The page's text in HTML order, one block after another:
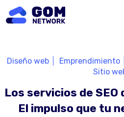
Los servicios de SEO
El impulso que tu
Diseño web Emprendimiento
Sitio